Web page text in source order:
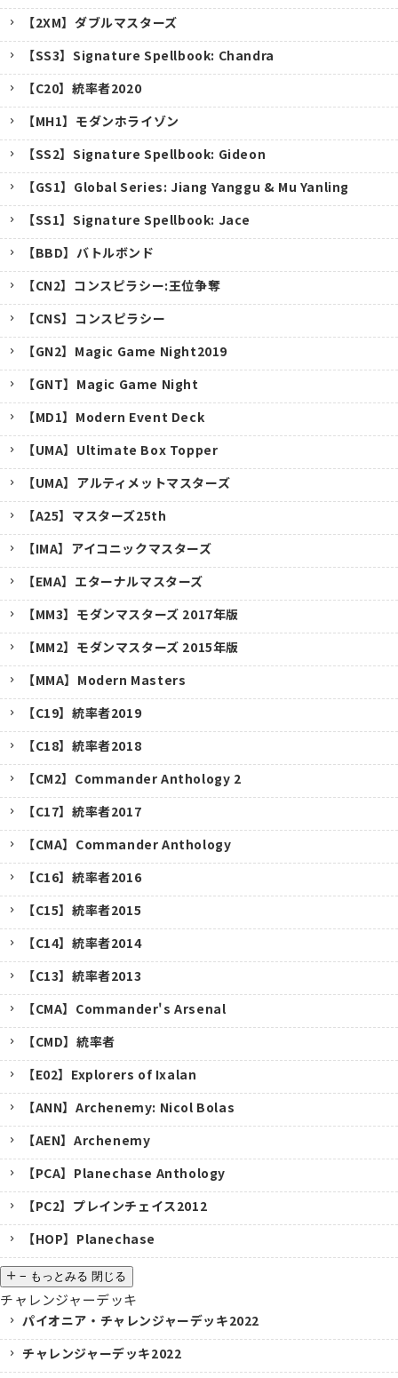
キャンセル
【2XM】ダブルマスターズ
【SS3】Signature Spellbook: Chandra
【C20】統率者2020
【MH1】モダンホライゾン
【SS2】Signature Spellbook: Gideon
【GS1】Global Series: Jiang Yanggu & Mu Yanling
【SS1】Signature Spellbook: Jace
【BBD】バトルボンド
【CN2】コンスピラシー:王位争奪
【CNS】コンスピラシー
【GN2】Magic Game Night2019
【GNT】Magic Game Night
【MD1】Modern Event Deck
【UMA】Ultimate Box Topper
【UMA】アルティメットマスターズ
【A25】マスターズ25th
【IMA】アイコニックマスターズ
【EMA】エターナルマスターズ
【MM3】モダンマスターズ 2017年版
【MM2】モダンマスターズ 2015年版
【MMA】Modern Masters
【C19】統率者2019
【C18】統率者2018
【CM2】Commander Anthology 2
【C17】統率者2017
【CMA】Commander Anthology
【C16】統率者2016
【C15】統率者2015
【C14】統率者2014
【C13】統率者2013
【CMA】Commander's Arsenal
【CMD】統率者
【E02】Explorers of Ixalan
【ANN】Archenemy: Nicol Bolas
【AEN】Archenemy
【PCA】Planechase Anthology
【PC2】プレインチェイス2012
【HOP】Planechase
− もっとみる 閉じる
チャレンジャーデッキ
パイオニア・チャレンジャーデッキ2022
チャレンジャーデッキ2022